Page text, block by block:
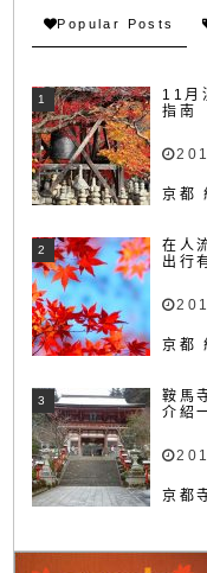
Popular Posts
11月
指南
京都
在人
出行
京都
鞍馬
介紹
京都